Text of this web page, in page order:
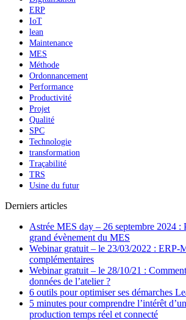
ERP
IoT
lean
Maintenance
MES
Méthode
Ordonnancement
Performance
Productivité
Projet
Qualité
SPC
Technologie
transformation
Traçabilité
TRS
Usine du futur
Derniers articles
Astrée MES day – 26 septembre 2024 :
grand évènement du MES
Webinar gratuit – le 23/03/2022 : ERP-
complémentaires
Webinar gratuit – le 28/10/21 :
données de l’atelier ?
6 outils pour optimiser ses démarches
5 minutes pour comprendre l’intérêt
production temps réel et connecté